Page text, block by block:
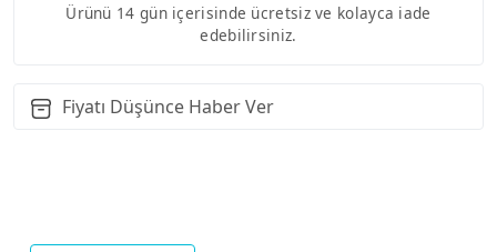
Ürünü 14 gün içerisinde ücretsiz ve kolayca iade
edebilirsiniz.
Fiyatı Düşünce Haber Ver